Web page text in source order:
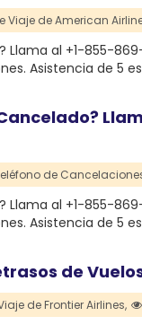
Viaje de American
Llama al +1-855-
Asistencia de 5
de
Llama al +1-855-
Asistencia de 5
de
de Frontier Airlines,